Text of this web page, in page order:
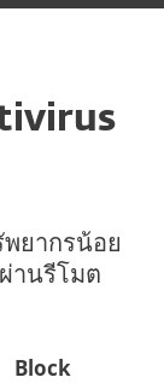
ยากรน้อย
านรีโมต
Block